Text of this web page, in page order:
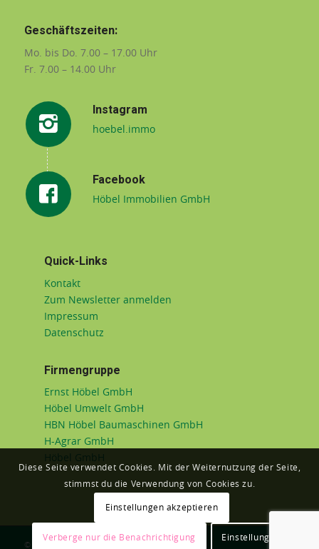
Geschäftszeiten:
Mo. bis Do. 7.00 – 17.00 Uhr
Fr. 7.00 – 14.00 Uhr
Instagram
hoebel.immo
Facebook
Höbel Immobilien GmbH
Quick-Links
Kontakt
Zum Newsletter anmelden
Impressum
Datenschutz
Firmengruppe
Ernst Höbel GmbH
Höbel Umwelt GmbH
HBN Höbel Baumaschinen GmbH
H-Agrar GmbH
Höbel GmbH
© Höbel Immobilien GmbH
Diese Seite verwendet Cookies. Mit der Weiternutzung der Seite,
stimmst du die Verwendung von Cookies zu.
Einstellungen akzeptieren
Verberge nur die Benachrichtigung Einstellungen